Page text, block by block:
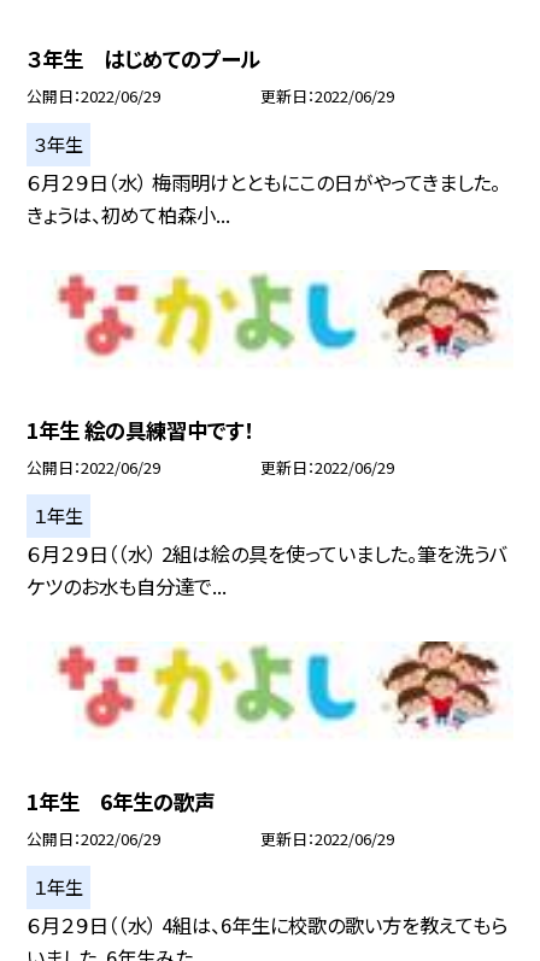
３年生 はじめてのプール
公開日 2022/06/29 更新日 2022/06/29
３年生
６月２９日（水） 梅雨明けとともにこの日がやってきました。
きょうは、初めて柏森小...
1年生 絵の具練習中です！
公開日 2022/06/29 更新日 2022/06/29
１年生
６月２９日（（水） 2組は絵の具を使っていました。筆を洗うバ
ケツのお水も自分達で...
1年生 6年生の歌声
公開日 2022/06/29 更新日 2022/06/29
１年生
６月２９日（（水） 4組は、6年生に校歌の歌い方を教えてもら